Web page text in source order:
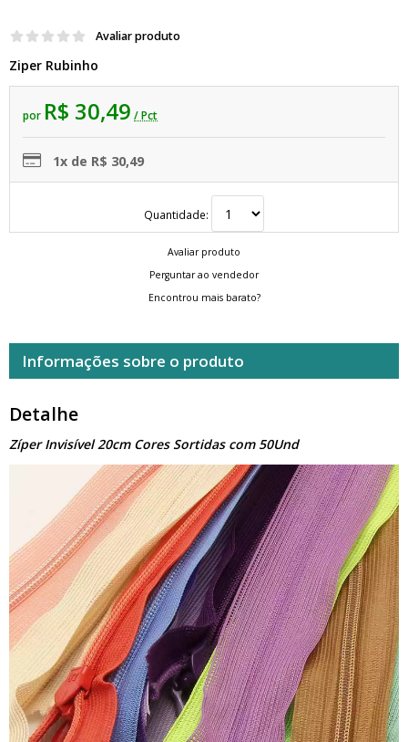
Avaliar produto
Ziper Rubinho
por R$ 30,49 / Pct
1x de R$ 30,49
Quantidade:
Avaliar produto
Perguntar ao vendedor
Encontrou mais barato?
Informações sobre o produto
Detalhe
Zíper Invisível 20cm Cores Sortidas com 50Und